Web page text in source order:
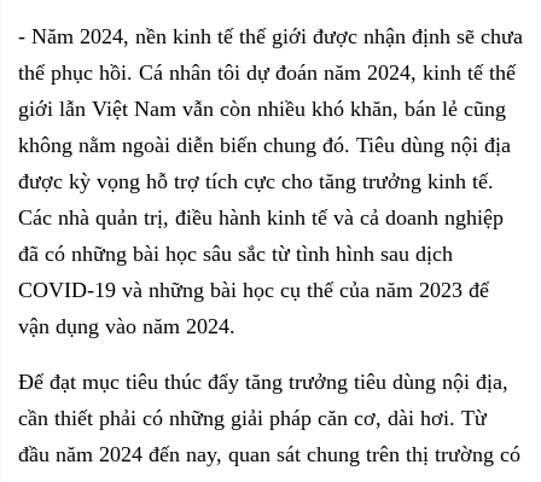
- Năm 2024, nền kinh tế thế giới được nhận định sẽ chưa
thể phục hồi. Cá nhân tôi dự đoán năm 2024, kinh tế thế
giới lẫn Việt Nam vẫn còn nhiều khó khăn, bán lẻ cũng
không nằm ngoài diễn biến chung đó. Tiêu dùng nội địa
được kỳ vọng hỗ trợ tích cực cho tăng trưởng kinh tế.
Các nhà quản trị, điều hành kinh tế và cả doanh nghiệp
đã có những bài học sâu sắc từ tình hình sau dịch
COVID-19 và những bài học cụ thể của năm 2023 để
vận dụng vào năm 2024.
Để đạt mục tiêu thúc đẩy tăng trưởng tiêu dùng nội địa,
cần thiết phải có những giải pháp căn cơ, dài hơi. Từ
đầu năm 2024 đến nay, quan sát chung trên thị trường có